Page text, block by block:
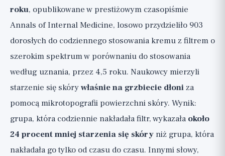
roku, opublikowane w prestiżowym czasopiśmie
Annals of Internal Medicine, losowo przydzieliło 903
dorosłych do codziennego stosowania kremu z filtrem o
szerokim spektrum w porównaniu do stosowania
według uznania, przez 4,5 roku. Naukowcy mierzyli
starzenie się skórywłaśnie na grzbiecie dłoniza
pomocą mikrotopografii powierzchni skóry. Wynik:
grupa, która codziennie nakładała filtr, wykazała około
24 procent mniej starzenia się skóry niż grupa, która
nakładała go tylko od czasu do czasu. Innymi słowy,